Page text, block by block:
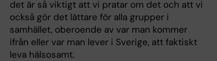
det är så viktigt att vi pratar om det och att vi
också gör det lättare för alla grupper i
samhället, oberoende av var man kommer
ifrån eller var man lever i Sverige, att faktiskt
leva hälsosamt.